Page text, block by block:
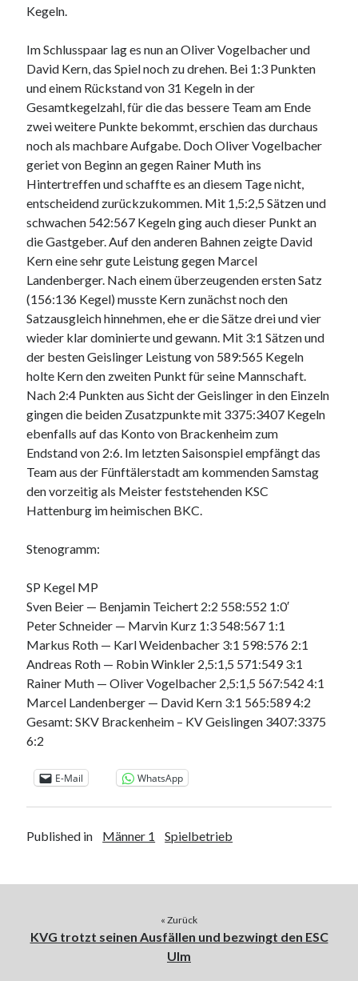
Kegeln.
Im Schlusspaar lag es nun an Oliver Vogelbacher und
David Kern, das Spiel noch zu drehen. Bei 1:3 Punkten
und einem Rückstand von 31 Kegeln in der
Gesamtkegelzahl, für die das bessere Team am Ende
zwei weitere Punkte bekommt, erschien das durchaus
noch als machbare Aufgabe. Doch Oliver Vogelbacher
geriet von Beginn an gegen Rainer Muth ins
Hintertreffen und schaffte es an diesem Tage nicht,
entscheidend zurückzukommen. Mit 1,5:2,5 Sätzen und
schwachen 542:567 Kegeln ging auch dieser Punkt an
die Gastgeber. Auf den anderen Bahnen zeigte David
Kern eine sehr gute Leistung gegen Marcel
Landenberger. Nach einem überzeugenden ersten Satz
(156:136 Kegel) musste Kern zunächst noch den
Satzausgleich hinnehmen, ehe er die Sätze drei und vier
wieder klar dominierte und gewann. Mit 3:1 Sätzen und
der besten Geislinger Leistung von 589:565 Kegeln
holte Kern den zweiten Punkt für seine Mannschaft.
Nach 2:4 Punkten aus Sicht der Geislinger in den Einzeln
gingen die beiden Zusatzpunkte mit 3375:3407 Kegeln
ebenfalls auf das Konto von Brackenheim zum
Endstand von 2:6. Im letzten Saisonspiel empfängt das
Team aus der Fünftälerstadt am kommenden Samstag
den vorzeitig als Meister feststehenden KSC
Hattenburg im heimischen BKC.
Stenogramm:
SP Kegel MP
Sven Beier — Benjamin Teichert 2:2 558:552 1:0′
Peter Schneider — Marvin Kurz 1:3 548:567 1:1
Markus Roth — Karl Weidenbacher 3:1 598:576 2:1
Andreas Roth — Robin Winkler 2,5:1,5 571:549 3:1
Rainer Muth — Oliver Vogelbacher 2,5:1,5 567:542 4:1
Marcel Landenberger — David Kern 3:1 565:589 4:2
Gesamt: SKV Brackenheim – KV Geislingen 3407:3375
6:2
E-Mail WhatsApp
Published in Männer 1 Spielbetrieb
« Zurück
KVG trotzt seinen Ausfällen und bezwingt den ESC
Ulm